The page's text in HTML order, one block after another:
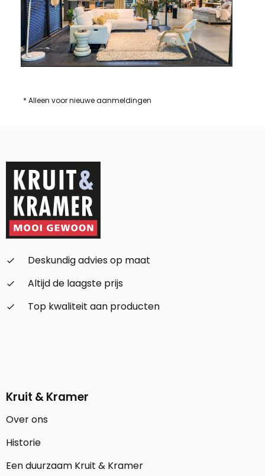
* Alleen voor nieuwe aanmeldingen
check_small
Deskundig advies op maat
check_small
Altijd de laagste prijs
check_small
Top kwaliteit aan producten
Kruit & Kramer
Over ons
Historie
Een duurzaam Kruit & Kramer